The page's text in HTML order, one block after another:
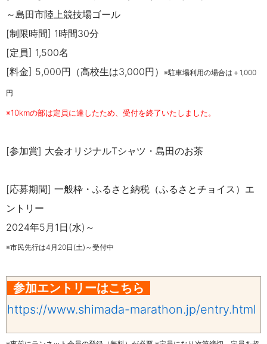
～島田市陸上競技場ゴール
[制限時間] 1時間30分
[定員] 1,500名
[料金] 5,000円（高校生は3,000円）
※駐車場利用の場合は＋1,000
円
※10kmの部は定員に達したため、受付を終了いたしました。
[参加賞] 大会オリジナルTシャツ・島田のお茶
[応募期間] 一般枠・ふるさと納税（ふるさとチョイス）エ
ントリー
2024年5月1日(水)～
※市民先行は4月20日(土)～受付中
参加エントリーはこちら
https://www.shimada-marathon.jp/entry.html